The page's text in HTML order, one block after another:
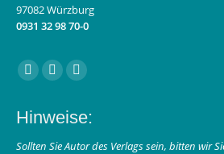
97082 Würzburg
0931 32 98 70-0
Finden Sie uns auf:
Facebook
opens
in
Instagram
opens
in
E-
page
opens
Hinweise:
Sollten Sie Autor des Verlags sein, bitten wir